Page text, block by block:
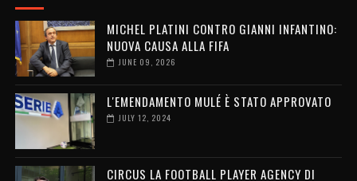
MICHEL PLATINI CONTRO GIANNI INFANTINO:
NUOVA CAUSA ALLA FIFA
JUNE 09, 2026
L'EMENDAMENTO MULÉ È STATO APPROVATO
JULY 12, 2024
CIRCUS LA FOOTBALL PLAYER AGENCY DI